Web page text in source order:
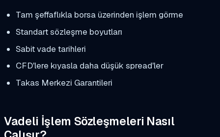
Tam şeffaflıkla borsa üzerinden işlem görme
Standart sözleşme boyutları
Sabit vade tarihleri
CFD'lere kıyasla daha düşük spread'ler
Takas Merkezi Garantileri
Vadeli İşlem Sözleşmeleri Nasıl